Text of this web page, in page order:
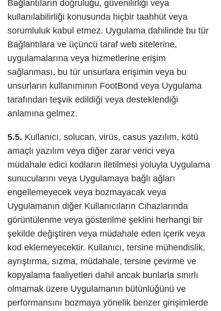
Bağlantıların doğruluğu, güvenilirliği veya
kullanılabilirliği konusunda hiçbir taahhüt veya
sorumluluk kabul etmez. Uygulama dahilinde bu tür
Bağlantılara ve üçüncü taraf web sitelerine,
uygulamalarına veya hizmetlerine erişim
sağlanması, bu tür unsurlara erişimin veya bu
unsurların kullanımının FootBond veya Uygulama
tarafından teşvik edildiği veya desteklendiği
anlamına gelmez.
5.5. Kullanıcı, solucan, virüs, casus yazılım, kötü
amaçlı yazılım veya diğer zarar verici veya
müdahale edici kodların iletilmesi yoluyla Uygulama
sunucularını veya Uygulamaya bağlı ağları
engellemeyecek veya bozmayacak veya
Uygulamanın diğer Kullanıcıların Cihazlarında
görüntülenme veya gösterilme şeklini herhangi bir
şekilde değiştiren veya müdahale eden içerik veya
kod eklemeyecektir. Kullanıcı, tersine mühendislik,
ayrıştırma, sızma, müdahale, tersine çevirme ve
kopyalama faaliyetleri dahil ancak bunlarla sınırlı
olmamak üzere Uygulamanın bütünlüğünü ve
performansını bozmaya yönelik benzer girişimlerde